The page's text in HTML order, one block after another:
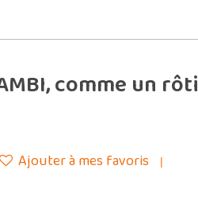
comme un rôti
Ajouter à mes favoris